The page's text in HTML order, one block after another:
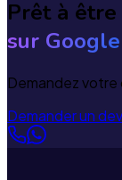
Prêt à
sur Google
Demandez votre
Demander un